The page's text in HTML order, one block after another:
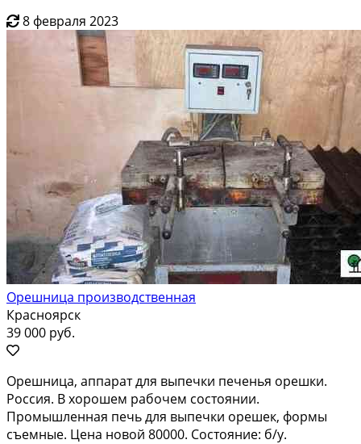
8 февраля 2023
Орешница производственная
Красноярск
39 000 руб.
Орешница, аппарат для выпечки печенья орешки.
Россия. В хорошем рабочем состоянии.
Промышленная печь для выпечки орешек, формы
съемные. Цена новой 80000. Состояние: б/у.